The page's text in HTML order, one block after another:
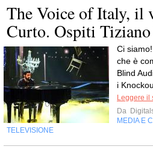
The Voice of Italy, il
Curto. Ospiti
Ci
che è
Blind
i
Leggere il
Da
MEDIA E
TELEVISIONE